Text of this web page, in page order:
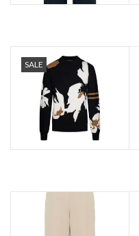
SALE